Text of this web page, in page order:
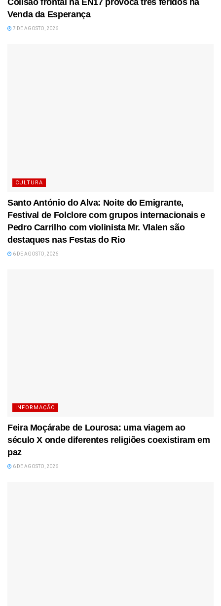
Venda da Esperança
7 DE AGOSTO, 2026
CULTURA
Santo António do Alva: Noite do Emigrante,
Festival de Folclore com grupos internacionais e
Pedro Carrilho com violinista Mr. Vlalen são
destaques nas Festas do Rio
6 DE AGOSTO, 2026
INFORMAÇÃO
Feira Moçárabe de Lourosa: uma viagem ao
século X onde diferentes religiões coexistiram em
paz
6 DE AGOSTO, 2026